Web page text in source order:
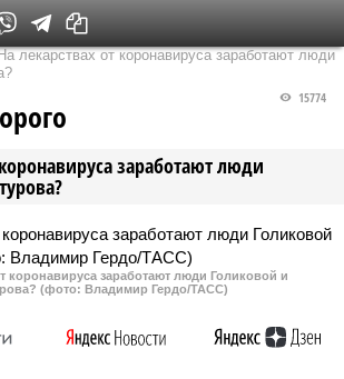
Федеральный выпуск
лекарствах от коронавируса заработают люди
заработают люди
15774
коронавируса заработают люди Голиковой и
(фото: Владимир Гердо/ТАСС)